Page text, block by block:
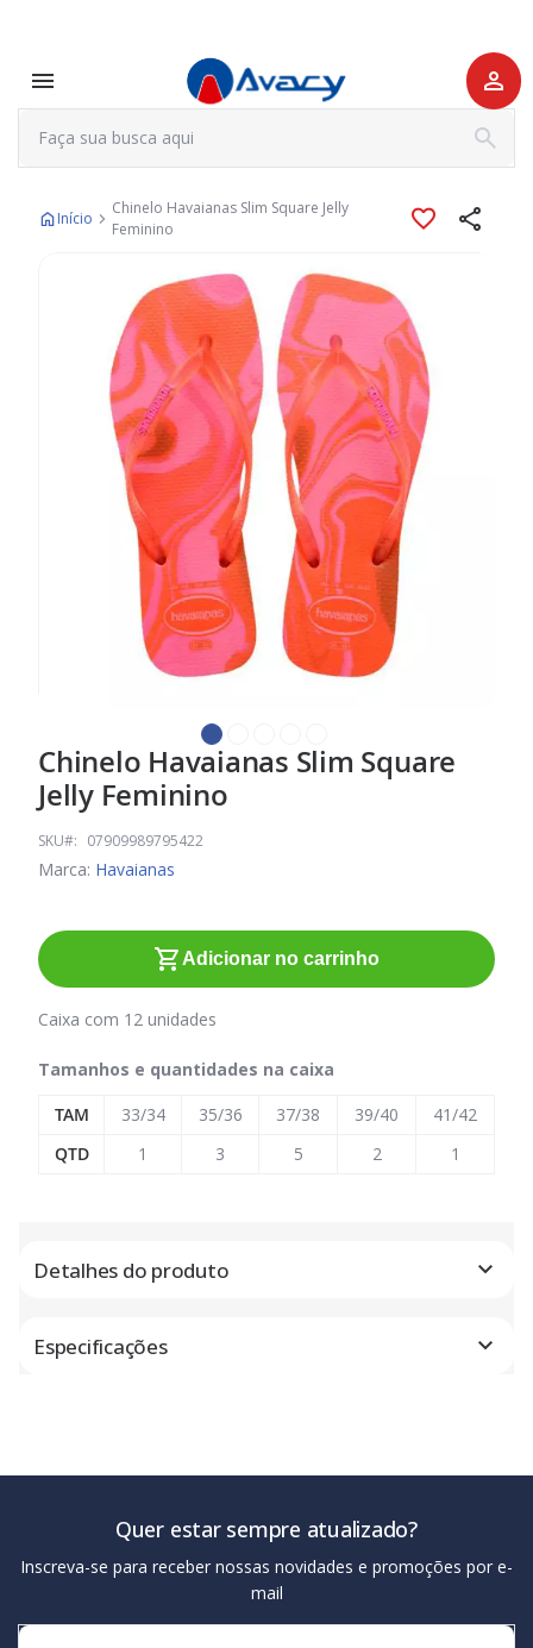
Início
Chinelo Havaianas Slim Square Jelly
Feminino
Saltar
para
o
início
da
imagens
Chinelo Havaianas Slim Square
Jelly Feminino
SKU 07909989795422
Marca: Havaianas
Adicionar no carrinho
Caixa com 12 unidades
Tamanhos e quantidades na caixa
TAM
33/34 35/36 37/38 39/40
41/42
QTD
1 3 5 2 1
Detalhes do produto
Especificações
Quer estar sempre atualizado?
Inscreva-se para receber nossas novidades e promoções por e-
mail